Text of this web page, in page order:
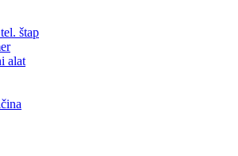
štap
alat